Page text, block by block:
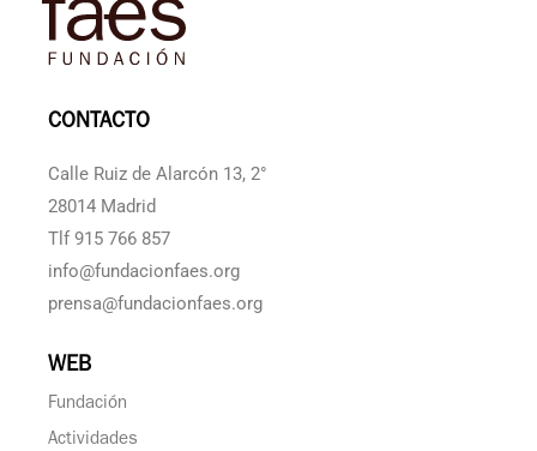
CONTACTO
Calle Ruiz de Alarcón 13, 2°
28014 Madrid
Tlf 915 766 857
info@fundacionfaes.org
prensa@fundacionfaes.org
WEB
Fundación
Actividades